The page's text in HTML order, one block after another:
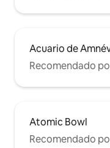
Acuario de
Recomendado
Atomic Bowl
Recomendado